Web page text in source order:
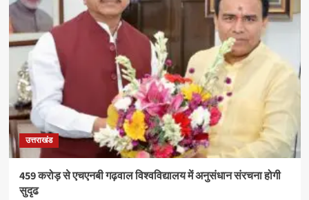
उत्तराखंड
459 करोड़ से एचएनबी गढ़वाल विश्वविद्यालय में अनुसंधान संरचना होगी
सुदृढ